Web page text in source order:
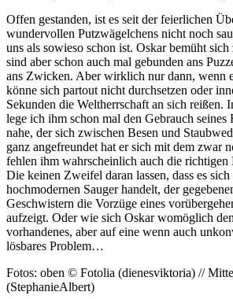
Offen gestanden, ist es seit der feierlichen
wundervollen Putzwägelchens nicht noch
uns als sowieso schon ist. Oskar bemüht
sind aber schon auch mal gebunden ans
ans Zwicken. Aber wirklich nur dann, wenn
könne sich partout nicht durchsetzen oder
Sekunden die Weltherrschaft an sich reißen.
lege ich ihm schon mal den Gebrauch seines
nahe, der sich zwischen Besen und
ganz angefreundet hat er sich mit dem zwar
fehlen ihm wahrscheinlich auch die richtigen
Die keinen Zweifel daran lassen, dass es sich
hochmodernen Sauger handelt, der
Geschwistern die Vorzüge eines
aufzeigt. Oder wie sich Oskar womöglich
vorhandenes, aber auf eine wenn auch
lösbares Problem…
Fotos: oben © Fotolia (dienesviktoria) //
(StephanieAlbert)